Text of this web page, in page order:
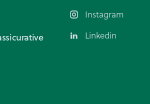
Instagram
Linkedin